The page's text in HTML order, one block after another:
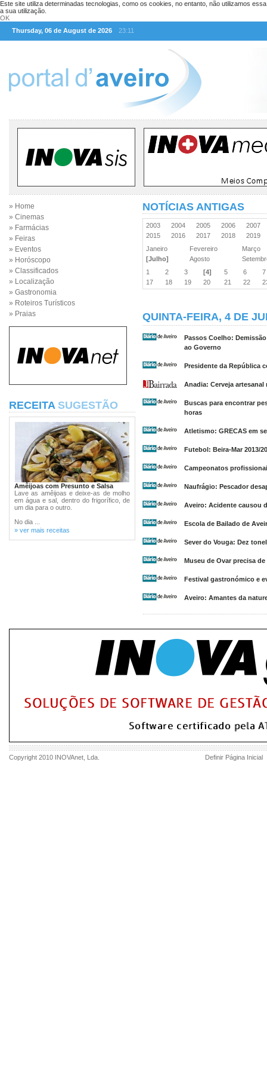
Este site utiliza determinadas tecnologias, como os cookies, no entanto, não utilizamos
a sua utilização.
OK
Thursday, 06 de August de 2026
23:11
» Home
» Cinemas
» Farmácias
» Feiras
» Eventos
» Horóscopo
» Classificados
» Localização
» Gastronomia
» Roteiros Turísticos
» Praias
RECEITA SUGESTÃO
Amêijoas com Presunto e Salsa
Lave as amêijoas e deixe-as de molho
em água e sal, dentro do frigorífico, de
um dia para o outro.
No dia ...
» ver mais receitas
NOTÍCIAS ANTIGAS
2003 2004 2005 2006
2007
2015
2016 2017 2018
2019
Janeiro
Fevereiro
Março
[Julho]
Agosto
1
2 3 [4] 5 6
17
18 19 20 21 22
QUINTA-FEIRA, 4 DE
Passos Coelho:
ao Governo
Presidente da República
Anadia: Cerveja
Buscas para encontrar
horas
Atletismo: GRECAS em
Futebol: Beira-Mar 2013/
Campeonatos
Naufrágio: Pescador
Aveiro: Acidente causou
Escola de Bailado de
Sever do Vouga: Dez
Museu de Ovar precisa
Festival gastronómico e
Aveiro: Amantes da
Copyright 2010 INOVAnet , Lda. Definir Página Inicial